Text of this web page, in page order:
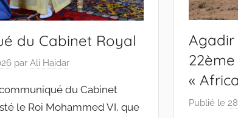
du Cabinet Royal
par Ali Haidar
du Cabinet
le Roi Mohammed VI, que
Agadir
«
Publié le